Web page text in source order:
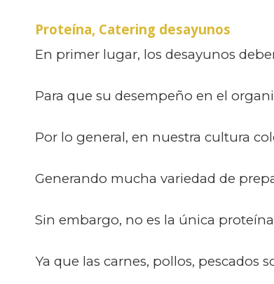
Proteína, Catering desayunos
En primer lugar, los desayunos
Para que su desempeño en el
Por lo general, en nuestra cultura
Generando mucha variedad de
Sin embargo, no es la única
Ya que las carnes, pollos, pescados